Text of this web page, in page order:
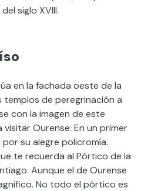
siglo XVIII.
en la fachada oeste de la
templos de peregrinación a
con la imagen de este
Ourense. En un primer
su alegre policromía.
te recuerda al Pórtico de la
Aunque el de Ourense
No todo el pórtico es